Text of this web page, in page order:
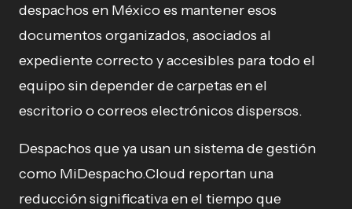
despachos en México es mantener esos
documentos organizados, asociados al
expediente correcto y accesibles para todo el
equipo sin depender de carpetas en el
escritorio o correos electrónicos dispersos.
Despachos que ya usan un sistema de gestión
como MiDespacho.Cloud reportan una
reducción significativa en el tiempo que